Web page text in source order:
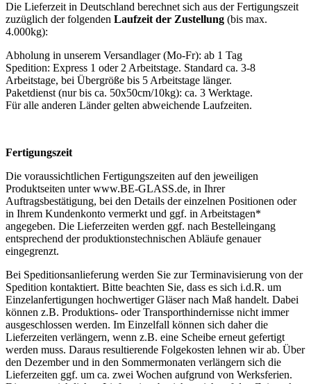
Die Lieferzeit in Deutschland berechnet sich aus der Fertigungszeit
zuzüglich der folgenden Laufzeit der Zustellung (bis max.
4.000kg):
Abholung in unserem Versandlager (Mo-Fr): ab 1 Tag
Spedition: Express 1 oder 2 Arbeitstage. Standard ca. 3-8
Arbeitstage, bei Übergröße bis 5 Arbeitstage länger.
Paketdienst (nur bis ca. 50x50cm/10kg): ca. 3 Werktage.
Für alle anderen Länder gelten abweichende Laufzeiten.
Fertigungszeit
Die voraussichtlichen Fertigungszeiten auf den jeweiligen
Produktseiten unter www.BE-GLASS.de, in Ihrer
Auftragsbestätigung, bei den Details der einzelnen Positionen oder
in Ihrem Kundenkonto vermerkt und ggf. in Arbeitstagen*
angegeben. Die Lieferzeiten werden ggf. nach Bestelleingang
entsprechend der produktionstechnischen Abläufe genauer
eingegrenzt.
Bei Speditionsanlieferung werden Sie zur Terminavisierung von der
Spedition kontaktiert. Bitte beachten Sie, dass es sich i.d.R. um
Einzelanfertigungen hochwertiger Gläser nach Maß handelt. Dabei
können z.B. Produktions- oder Transporthindernisse nicht immer
ausgeschlossen werden. Im Einzelfall können sich daher die
Lieferzeiten verlängern, wenn z.B. eine Scheibe erneut gefertigt
werden muss. Daraus resultierende Folgekosten lehnen wir ab. Über
den Dezember und in den Sommermonaten verlängern sich die
Lieferzeiten ggf. um ca. zwei Wochen aufgrund von Werksferien.